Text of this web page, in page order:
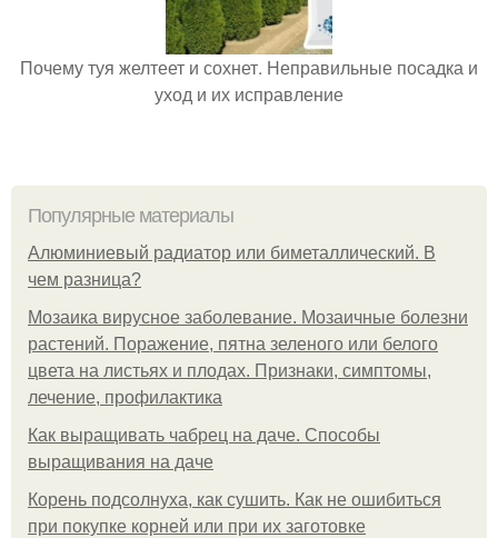
Почему туя желтеет и сохнет. Неправильные посадка и
уход и их исправление
Популярные материалы
Алюминиевый радиатор или биметаллический. В
чем разница?
Мозаика вирусное заболевание. Мозаичные болезни
растений. Поражение, пятна зеленого или белого
цвета на листьях и плодах. Признаки, симптомы,
лечение, профилактика
Как выращивать чабрец на даче. Способы
выращивания на даче
Корень подсолнуха, как сушить. Как не ошибиться
при покупке корней или при их заготовке